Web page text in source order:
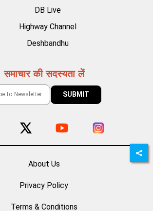
DB Live
Highway Channel
Deshbandhu
समाचार की सदस्यता लें
About Us
Privacy Policy
Terms & Conditions